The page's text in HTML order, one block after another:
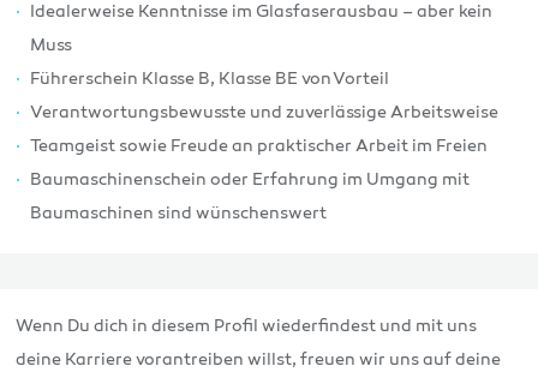
Idealerweise Kenntnisse im Glasfaserausbau – aber kein
Muss
Führerschein Klasse B, Klasse BE von Vorteil
Verantwortungsbewusste und zuverlässige Arbeitsweise
Teamgeist sowie Freude an praktischer Arbeit im Freien
Baumaschinenschein oder Erfahrung im Umgang mit
Baumaschinen sind wünschenswert
Wenn Du dich in diesem Profil wiederfindest und mit uns
deine Karriere vorantreiben willst, freuen wir uns auf deine